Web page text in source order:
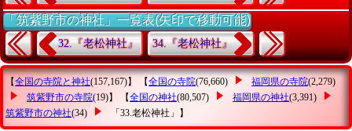
「筑紫野市の神社」一覧表(矢印で移動可能)
32.『老松神社』 34.『老松神社』
【全国の寺院と神社(157,167)】 【全国の寺院(76,660) 福岡県の寺院(2,279)
筑紫野市の寺院(19)】 【全国の神社(80,507) 福岡県の神社(3,391)
筑紫野市の神社(34) 「33.老松神社」 】